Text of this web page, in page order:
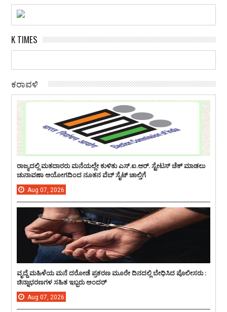
K TIMES
ಕರಾವಳಿ
ರಾಜ್ಯದಲ್ಲಿ ಮತದಾರರು ಮನೆಯಲ್ಲೇ ಕುಳಿತು ಎಸ್.ಐ.ಆರ್. ಸ್ಟೇಟಸ್ ಚೆಕ್ ಮಾಡಲು
ಚುನಾವಣಾ ಆಯೋಗದಿಂದ ನೂತನ ವೆಬ್ ಸೈಟ್ ಚಾಲ್ತಿಗೆ
Aug 07, 2026
ವೃದ್ದೆ ಮಹಿಳೆಯ ಮನೆ ದರೋಡೆ ಪ್ರಕರಣ ಮೂರೇ ದಿನದಲ್ಲಿ ಬೇಧಿಸಿದ ಪೊಲೀಸರು :
ಚಿನ್ನಾಭರಣಗಳ ಸಹಿತ ಇಬ್ಬರು ಅಂದರ್
Aug 07, 2026